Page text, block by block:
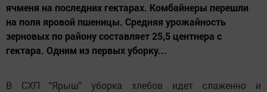
ячменя на последних гектарах. Комбайнеры перешли
на поля яровой пшеницы. Средняя урожайность
зерновых по району составляет 25,5 центнера с
гектара. Одним из первых уборку...
В СХП "Ярыш" уборка хлебов идет слаженно и